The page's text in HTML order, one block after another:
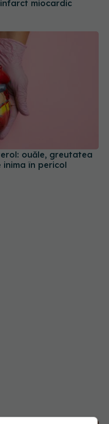
ouăle, greutatea
în pericol